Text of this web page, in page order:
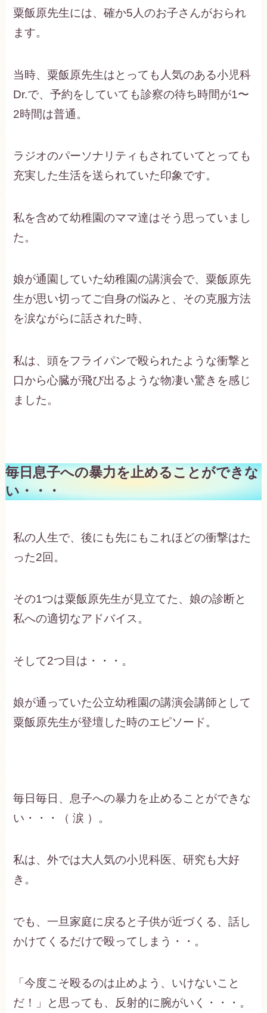
粟飯原先生には、確か5人のお子さんがおられ
ます。
当時、粟飯原先生はとっても人気のある小児科
Dr.で、予約をしていても診察の待ち時間が1〜
2時間は普通。
ラジオのパーソナリティもされていてとっても
充実した生活を送られていた印象です。
私を含めて幼稚園のママ達はそう思っていまし
た。
娘が通園していた幼稚園の講演会で、粟飯原先
生が思い切ってご自身の悩みと、その克服方法
を涙ながらに話された時、
私は、頭をフライパンで殴られたような衝撃と
口から心臓が飛び出るような物凄い驚きを感じ
ました。
毎日息子への暴力を止めることができな
い・・・
私の人生で、後にも先にもこれほどの衝撃はた
った2回。
その1つは粟飯原先生が見立てた、娘の診断と
私への適切なアドバイス。
そして2つ目は・・・。
娘が通っていた公立幼稚園の講演会講師として
粟飯原先生が登壇した時のエピソード。
毎日毎日、息子への暴力を止めることができな
い・・・（ 涙 ）。
私は、外では大人気の小児科医、研究も大好
き。
でも、一旦家庭に戻ると子供が近づくる、話し
かけてくるだけで殴ってしまう・・。
「今度こそ殴るのは止めよう、いけないこと
だ！」と思っても、反射的に腕がいく・・・。